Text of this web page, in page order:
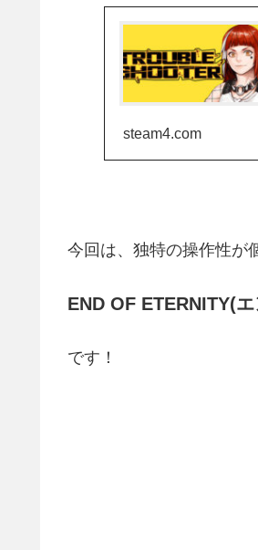
steam4.com
今回は、独特の操作性が
END OF ETERNITY(
です！